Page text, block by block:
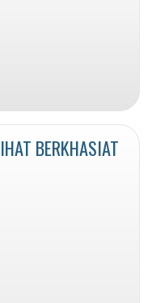
BERKHASIAT